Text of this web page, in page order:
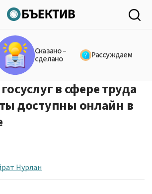
Сказано –
сделано Рассуждаем
в сфере труда
доступны онлайн в
Нурлан